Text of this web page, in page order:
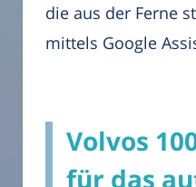
die aus der Ferne
mittels Google
Volvos
für das